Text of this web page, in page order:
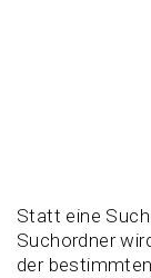
Statt eine
Suchordner
der